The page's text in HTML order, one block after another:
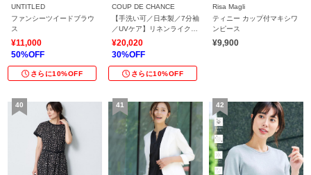
UNTITLED
ファンシーツイードブラウ
ス
¥11,000
50%OFF
さらに10%OFF
COUP DE CHANCE
【手洗い可／日本製／7分袖
／UVケア】リネンライク
テーラードジャケット
¥20,020
30%OFF
さらに10%OFF
Risa Magli
ティニー カップ付マキシワ
ンピース
¥9,900